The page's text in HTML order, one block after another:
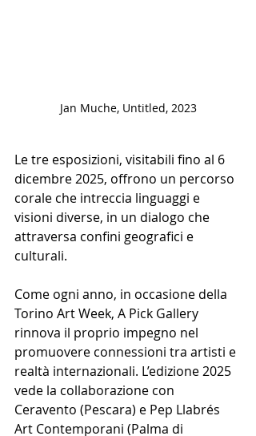
Jan Muche, Untitled, 2023
Le tre esposizioni, visitabili fino al 6
dicembre 2025, offrono un percorso
corale che intreccia linguaggi e
visioni diverse, in un dialogo che
attraversa confini geografici e
culturali.
Come ogni anno, in occasione della
Torino Art Week, A Pick Gallery
rinnova il proprio impegno nel
promuovere connessioni tra artisti e
realtà internazionali. L’edizione 2025
vede la collaborazione con
Ceravento (Pescara) e Pep Llabrés
Art Contemporani (Palma di